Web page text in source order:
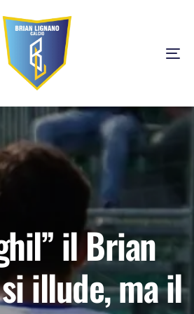
il Brian
illude, ma il